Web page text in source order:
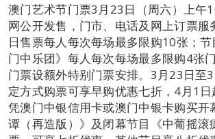
澳门艺术节门票3月23日（周六）上午
网公开发售，门市、电话及网上订票服
日售票每人每次每场最多限购10张；
门中乐团》每人每次每场最多限购4张
门票设额外特别门票安排。3月23日至
定方式购票可享早购优惠七折，4月1日
凭澳门中银信用卡或澳门中银卡购买开
谭（再造版）》及闭幕节目《中葡摇滚